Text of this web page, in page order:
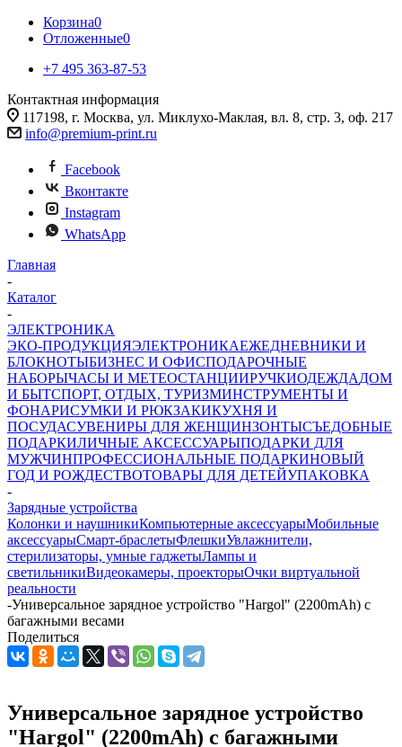
Корзина0
Отложенные0
+7 495 363-87-53
Контактная информация
117198, г. Москва, ул. Миклухо-Маклая, вл. 8, стр. 3, оф. 217
info@premium-print.ru
Facebook
Вконтакте
Instagram
WhatsApp
Главная
-
Каталог
-
ЭЛЕКТРОНИКА
ЭКО-ПРОДУКЦИЯЭЛЕКТРОНИКАЕЖЕДНЕВНИКИ И
БЛОКНОТЫБИЗНЕС И ОФИСПОДАРОЧНЫЕ
НАБОРЫЧАСЫ И МЕТЕОСТАНЦИИРУЧКИОДЕЖДАДОМ
И БЫТСПОРТ, ОТДЫХ, ТУРИЗМИНСТРУМЕНТЫ И
ФОНАРИСУМКИ И РЮКЗАКИКУХНЯ И
ПОСУДАСУВЕНИРЫ ДЛЯ ЖЕНЩИНЗОНТЫСЪЕДОБНЫЕ
ПОДАРКИЛИЧНЫЕ АКСЕССУАРЫПОДАРКИ ДЛЯ
МУЖЧИНПРОФЕССИОНАЛЬНЫЕ ПОДАРКИНОВЫЙ
ГОД И РОЖДЕСТВОТОВАРЫ ДЛЯ ДЕТЕЙУПАКОВКА
-
Зарядные устройства
Колонки и наушникиКомпьютерные аксессуарыМобильные
аксессуарыСмарт-браслетыФлешкиУвлажнители,
стерилизаторы, умные гаджетыЛампы и
светильникиВидеокамеры, проекторыОчки виртуальной
реальности
-Универсальное зарядное устройство "Hargol" (2200mAh) с
багажными весами
Поделиться
Универсальное зарядное устройство
"Hargol" (2200mAh) с багажными